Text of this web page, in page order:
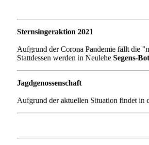
Sternsingeraktion 2021
Aufgrund der Corona Pandemie fällt die
Stattdessen werden in Neulehe Segens-
Jagdgenossenschaft
Aufgrund der aktuellen Situation findet in